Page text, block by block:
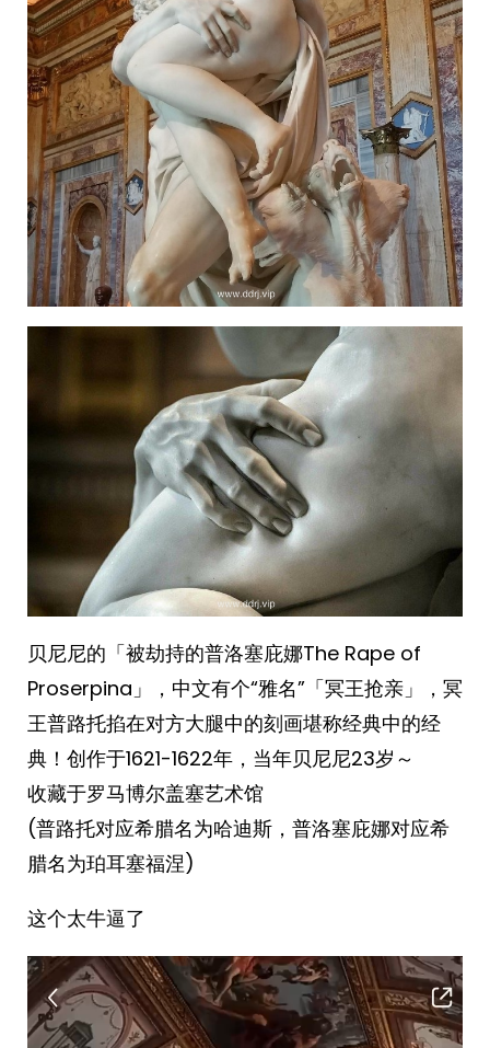
贝尼尼的「被劫持的普洛塞庇娜The Rape of
Proserpina」，中文有个“雅名”「冥王抢亲」，冥
王普路托掐在对方大腿中的刻画堪称经典中的经
典！创作于1621-1622年，当年贝尼尼23岁～
收藏于罗马博尔盖塞艺术馆
(普路托对应希腊名为哈迪斯，普洛塞庇娜对应希
腊名为珀耳塞福涅) ​​​
这个太牛逼了
视
频
播